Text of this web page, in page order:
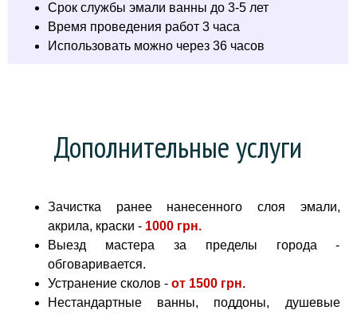
Срок службы эмали ванны до 3-5 лет
Время проведения работ 3 часа
Использовать можно через 36 часов
Дополнительные услуги
Зачистка ранее нанесенного слоя эмали,
акрила, краски - 1000 грн.
Выезд мастера за пределы города -
обговаривается.
Устранение сколов - от 1500 грн.
Нестандартные ванны, поддоны, душевые